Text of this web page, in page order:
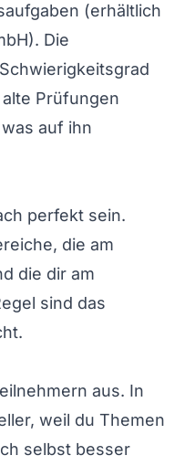
(erhältlich
Die
Prüfungen
auf ihn
perfekt sein.
die am
die dir am
sind das
aus. In
weil du Themen
selbst besser